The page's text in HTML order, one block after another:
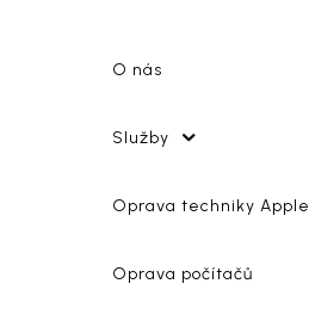
O nás
Služby
Oprava techniky Apple
Oprava počítačů